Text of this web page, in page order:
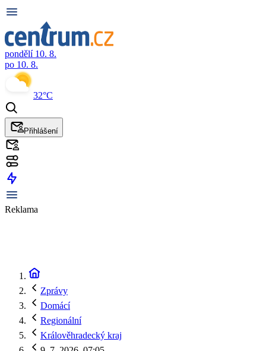
pondělí 10. 8.
po 10. 8.
32°C
Přihlášení
Reklama
Zprávy
Domácí
Regionální
Králověhradecký kraj